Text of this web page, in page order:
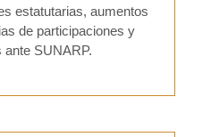
estatutarias, aumentos
de participaciones y
SUNARP.